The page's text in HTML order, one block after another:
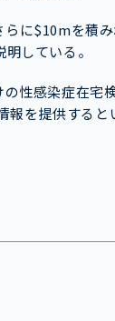
に$10mを積
している。
性感染症在宅
を提供する